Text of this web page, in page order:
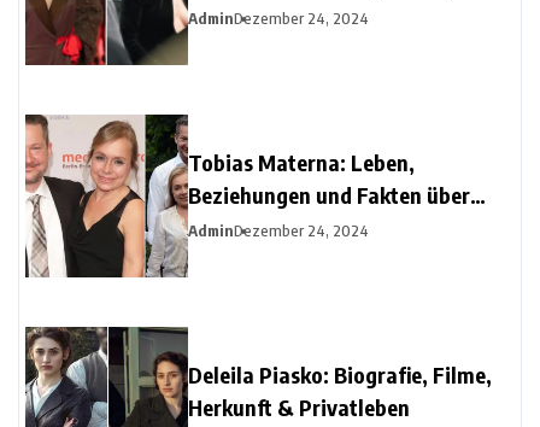
Diehl
AdminDezember 24, 2024
Tobias Materna: Leben,
Beziehungen und Fakten über
Christine Urspruchs Ex-Ehemann
AdminDezember 24, 2024
Deleila Piasko: Biografie, Filme,
Herkunft & Privatleben